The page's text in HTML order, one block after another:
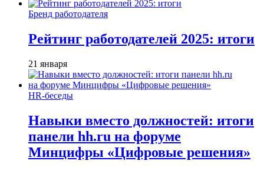
Бренд работодателя
Рейтинг работодателей 2025: итоги
21 января
HR-беседы
Навыки вместо должностей: итоги
панели hh.ru на форуме
Минцифры «Цифровые решения»